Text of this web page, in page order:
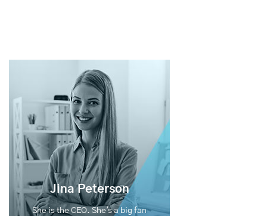
Jina Peterson
She is the CEO. She's a big fan